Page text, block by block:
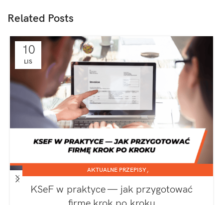
Related Posts
10
LIS
AKTUALNE PRZEPISY,
SPÓŁKA Z O.O.
KSeF w praktyce — jak przygotować